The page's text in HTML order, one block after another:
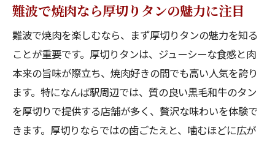
難波で焼肉なら厚切りタンの魅力に注目
難波で焼肉を楽しむなら、まず厚切りタンの魅力を知る
ことが重要です。厚切りタンは、ジューシーな食感と肉
本来の旨味が際立ち、焼肉好きの間でも高い人気を誇り
ます。特になんば駅周辺では、質の良い黒毛和牛のタン
を厚切りで提供する店舗が多く、贅沢な味わいを体験で
きます。厚切りならではの歯ごたえと、噛むほどに広が